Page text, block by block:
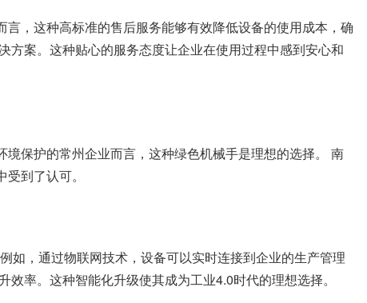
，这种高标准的售后服务能够有效降低设备的使用成本，确
案。这种贴心的服务态度让企业在使用过程中感到安心和
保护的常州企业而言，这种绿色机械手是理想的选择。 南
到了认可。
如，通过物联网技术，设备可以实时连接到企业的生产管理
率。这种智能化升级使其成为工业4.0时代的理想选择。